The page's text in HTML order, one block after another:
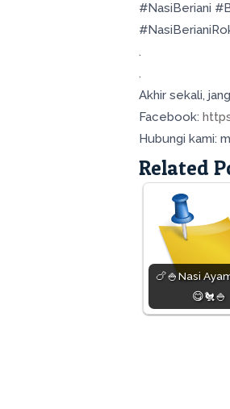
#NasiBeriani
.
.
Akhir sekali,
Facebook:
Hubungi kami:
Related
🍗🍚Nasi
😋🐔🍚